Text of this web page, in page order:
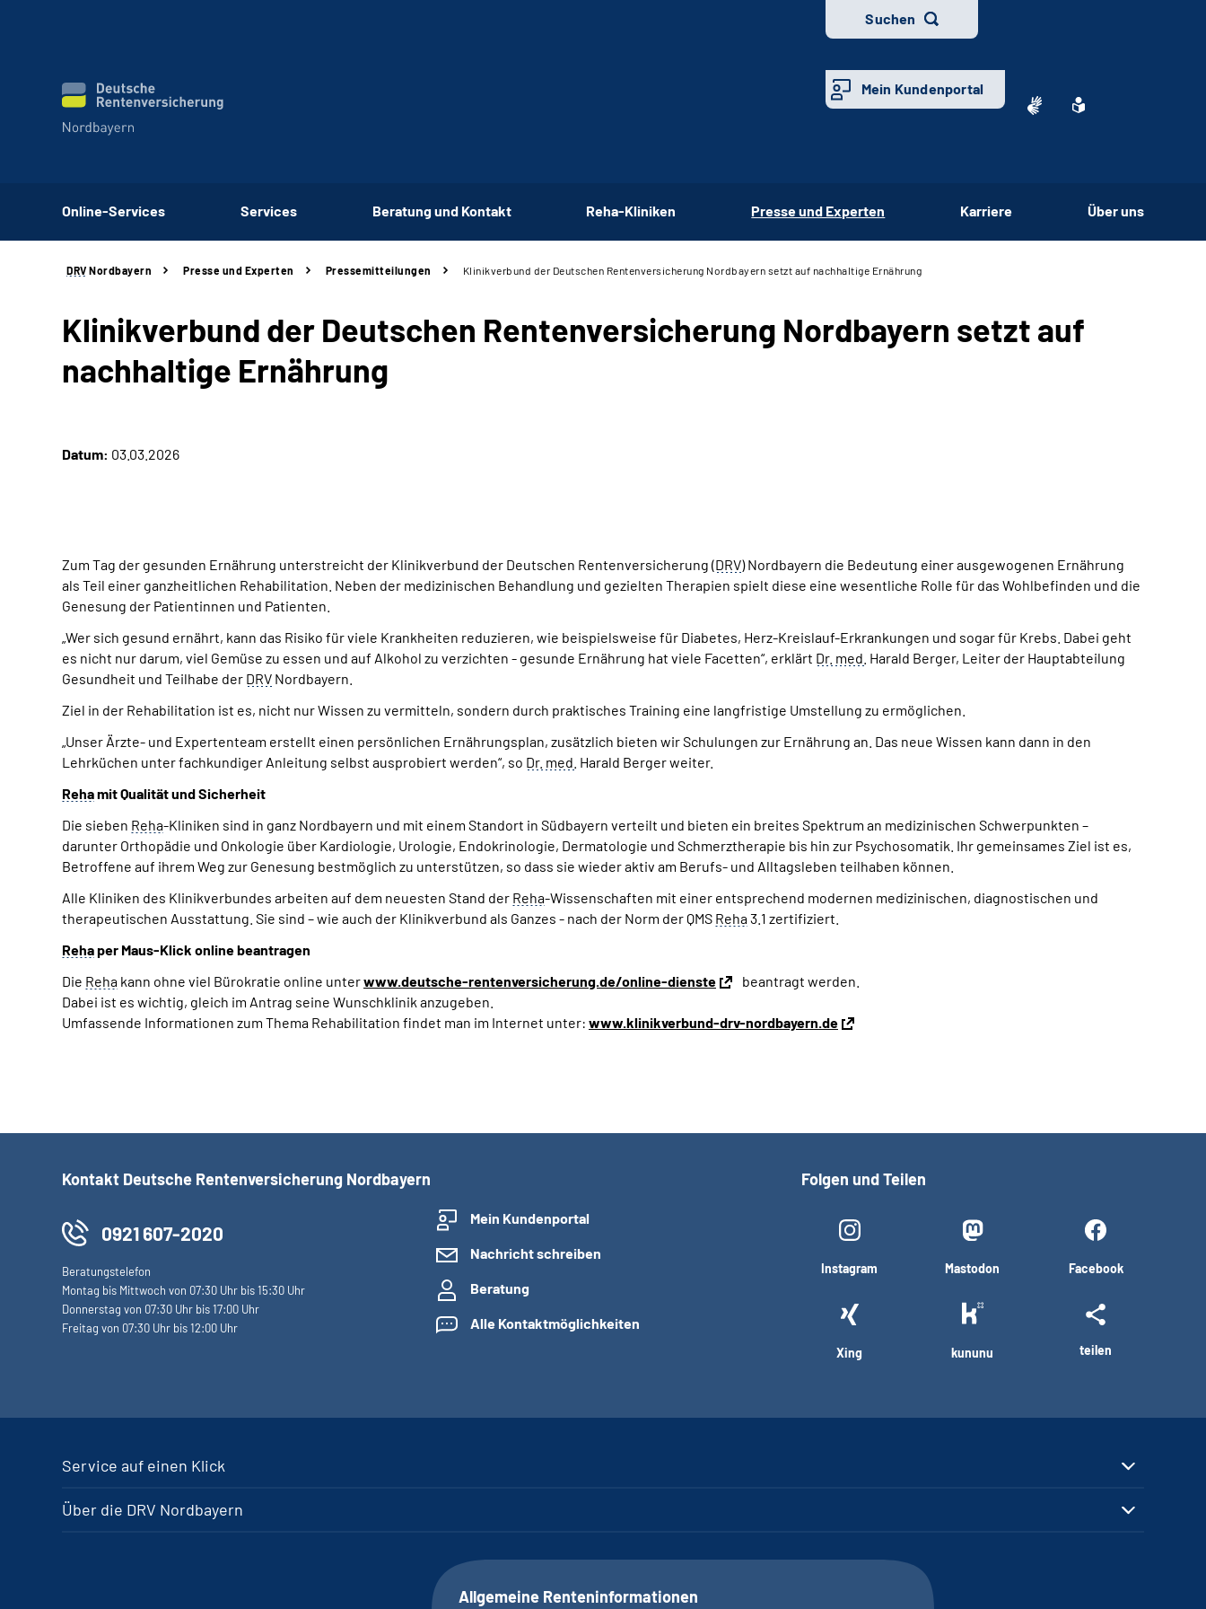
Suchen
Mein Kundenportal
Online-Services Services Beratung und Kontakt Reha-Kliniken Presse und Experten Karriere Über uns
DRV Nordbayern Presse und Experten Pressemitteilungen Klinikverbund der Deutschen Rentenversicherung Nordbayern setzt auf nachhaltige Ernährung
Klinikverbund der Deutschen Rentenversicherung Nordbayern setzt auf
nachhaltige Ernährung
Datum: 03.03.2026
Zum Tag der gesunden Ernährung unterstreicht der Klinikverbund der Deutschen Rentenversicherung (DRV) Nordbayern die Bedeutung einer ausgewogenen Ernährung
als Teil einer ganzheitlichen Rehabilitation. Neben der medizinischen Behandlung und gezielten Therapien spielt diese eine wesentliche Rolle für das Wohlbefinden und die
Genesung der Patientinnen und Patienten.
„Wer sich gesund ernährt, kann das Risiko für viele Krankheiten reduzieren, wie beispielsweise für Diabetes, Herz-Kreislauf-Erkrankungen und sogar für Krebs. Dabei geht
es nicht nur darum, viel Gemüse zu essen und auf Alkohol zu verzichten - gesunde Ernährung hat viele Facetten“, erklärt Dr. med. Harald Berger, Leiter der Hauptabteilung
Gesundheit und Teilhabe der DRV Nordbayern.
Ziel in der Rehabilitation ist es, nicht nur Wissen zu vermitteln, sondern durch praktisches Training eine langfristige Umstellung zu ermöglichen.
„Unser Ärzte- und Expertenteam erstellt einen persönlichen Ernährungsplan, zusätzlich bieten wir Schulungen zur Ernährung an. Das neue Wissen kann dann in den
Lehrküchen unter fachkundiger Anleitung selbst ausprobiert werden“, so Dr. med. Harald Berger weiter.
Rehamit Qualität und Sicherheit
Die sieben Reha-Kliniken sind in ganz Nordbayern und mit einem Standort in Südbayern verteilt und bieten ein breites Spektrum an medizinischen Schwerpunkten –
darunter Orthopädie und Onkologie über Kardiologie, Urologie, Endokrinologie, Dermatologie und Schmerztherapie bis hin zur Psychosomatik. Ihr gemeinsames Ziel ist es,
Betroffene auf ihrem Weg zur Genesung bestmöglich zu unterstützen, so dass sie wieder aktiv am Berufs- und Alltagsleben teilhaben können.
Alle Kliniken des Klinikverbundes arbeiten auf dem neuesten Stand der Reha-Wissenschaften mit einer entsprechend modernen medizinischen, diagnostischen und
therapeutischen Ausstattung. Sie sind – wie auch der Klinikverbund als Ganzes - nach der Norm der QMS Reha3.1 zertifiziert.
Rehaper Maus-Klick online beantragen
Die Reha kann ohne viel Bürokratie online unterwww.deutsche-rentenversicherung.de/online-dienste
beantragt werden.
Dabei ist es wichtig, gleich im Antrag seine Wunschklinik anzugeben.
Umfassende Informationen zum Thema Rehabilitation findet man im Internet unter: www.klinikverbund-drv-nordbayern.de
Kontakt Deutsche Rentenversicherung Nordbayern
0921 607-2020
Beratungstelefon
Montag bis Mittwoch von 07:30 Uhr bis 15:30 Uhr
Donnerstag von 07:30 Uhr bis 17:00 Uhr
Freitag von 07:30 Uhr bis 12:00 Uhr
Mein Kundenportal
Nachricht schreiben
Beratung
Alle Kontaktmöglichkeiten
Folgen und Teilen
Instagram Mastodon Facebook
Xing kununu teilen
Service auf einen Klick
Über die DRV Nordbayern
Allgemeine Renteninformationen